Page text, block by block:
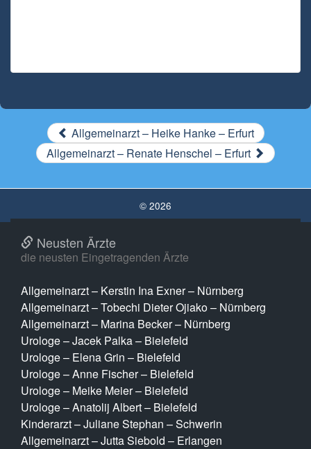
Allgemeinarzt – Heike Hanke – Erfurt
Allgemeinarzt – Renate Henschel – Erfurt
© 2026
Neusten Ärzte
die neusten Eingetragenden Ärzte
Allgemeinarzt – Kerstin Ina Exner – Nürnberg
Allgemeinarzt – Tobechi Dieter Ojiako – Nürnberg
Allgemeinarzt – Marina Becker – Nürnberg
Urologe – Jacek Palka – Bielefeld
Urologe – Elena Grin – Bielefeld
Urologe – Anne Fischer – Bielefeld
Urologe – Meike Meier – Bielefeld
Urologe – Anatolij Albert – Bielefeld
Kinderarzt – Juliane Stephan – Schwerin
Allgemeinarzt – Jutta Siebold – Erlangen